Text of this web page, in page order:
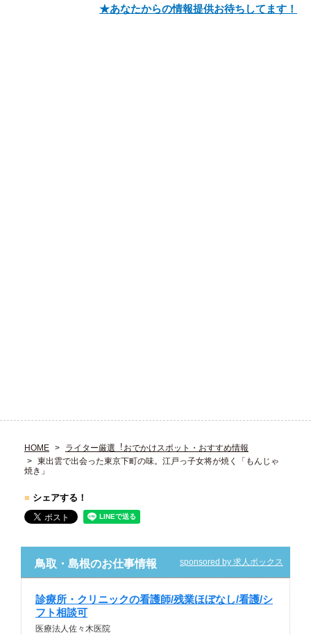
★あなたからの情報提供お待ちしてます！
HOME
ライター厳選︕おでかけスポット・おすすめ情報
東出雲で出会った東京下町の味。江戸っ子女将が焼く「もんじゃ
焼き」
■ シェアする！
鳥取・島根のお仕事情報 sponsored by 求人ボックス
診療所・クリニックの看護師/残業ほぼなし/看護/シ
フト相談可
医療法人佐々木医院